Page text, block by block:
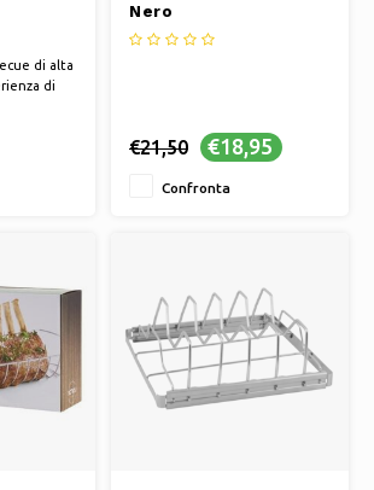
di alta
di
duraturo
Nero
€21,50 €18,95
Confronta